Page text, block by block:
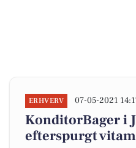
ERHVERV 07-05-2021
KonditorBager i
efterspurgt